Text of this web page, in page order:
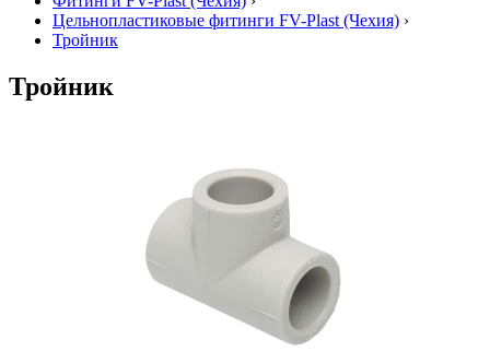
Цельнопластиковые фитинги FV-Plast (Чехия) ›
Тройник
Тройник